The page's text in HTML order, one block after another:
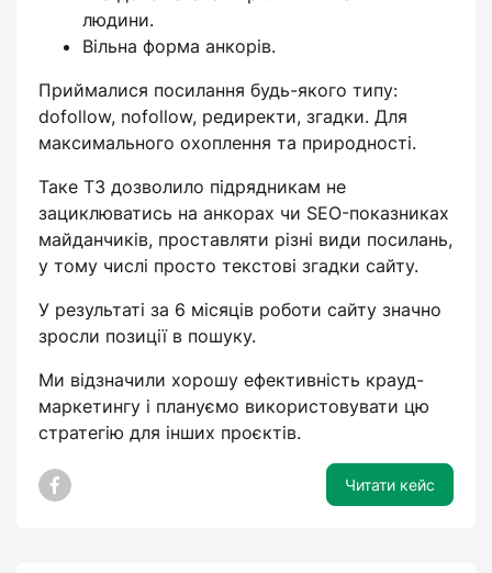
людини.
Вільна форма анкорів.
Приймалися посилання будь-якого типу:
dofollow, nofollow, редиректи, згадки. Для
максимального охоплення та природності.
Таке ТЗ дозволило підрядникам не
зациклюватись на анкорах чи SEO-показниках
майданчиків, проставляти різні види посилань,
у тому числі просто текстові згадки сайту.
У результаті за 6 місяців роботи сайту значно
зросли позиції в пошуку.
Ми відзначили хорошу ефективність крауд-
маркетингу і плануємо використовувати цю
стратегію для інших проєктів.
Читати кейс